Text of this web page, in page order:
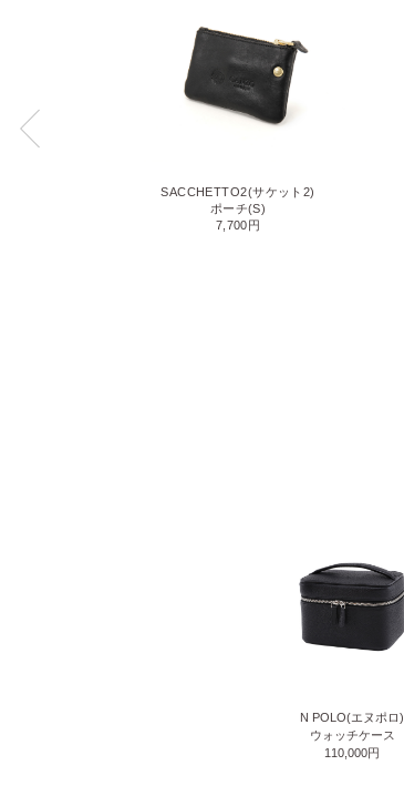
SACCHETTO2(サケット2)
ポーチ(S)
7,700円
N POLO(エヌポロ)
ウォッチケース
110,000円